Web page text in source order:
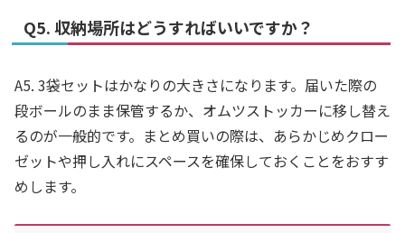
Q5. 収納場所はどうすればいいですか？
A5. 3袋セットはかなりの大きさになります。届いた際の
段ボールのまま保管するか、オムツストッカーに移し替え
るのが一般的です。まとめ買いの際は、あらかじめクロー
ゼットや押し入れにスペースを確保しておくことをおすす
めします。